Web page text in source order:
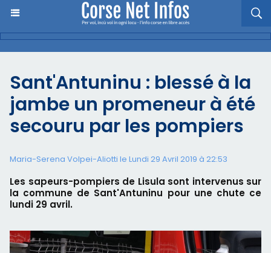
Sant'Antuninu : blessé à la
jambe un promeneur à été
secouru par les pompiers
Maria-Serena Volpei-Aliotti le Lundi 29 Avril 2019 à 22:53
Les sapeurs-pompiers de Lisula sont intervenus sur
la commune de Sant'Antuninu pour une chute ce
lundi 29 avril.